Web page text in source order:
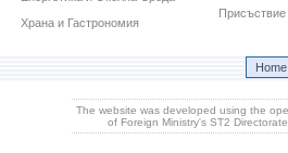
Храна и Гастрономия
Home
The website was developed using the
of Foreign Ministry's ST2